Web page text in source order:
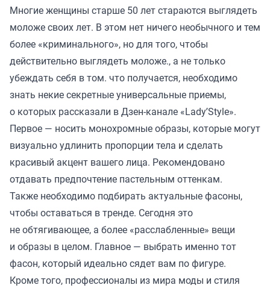
Многие женщины старше 50 лет стараются выглядеть
моложе своих лет. В этом нет ничего необычного и тем
более «криминального», но для того, чтобы
действительно выглядеть моложе., а не только
убеждать себя в том. что получается, необходимо
знать некие секретные универсальные приемы,
о которых рассказали в Дзен-канале «Lady’Style».
Первое — носить монохромные образы, которые могут
визуально удлинить пропорции тела и сделать
красивый акцент вашего лица. Рекомендовано
отдавать предпочтение пастельным оттенкам.
Также необходимо подбирать актуальные фасоны,
чтобы оставаться в тренде. Сегодня это
не обтягивающее, а более «расслабленные» вещи
и образы в целом. Главное — выбрать именно тот
фасон, который идеально сядет вам по фигуре.
Кроме того, профессионалы из мира моды и стиля